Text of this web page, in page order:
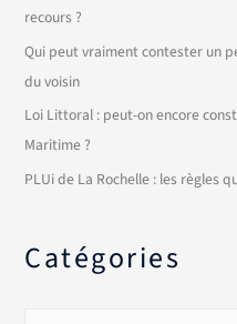
recours ?
Qui peut vraiment contester un
du voisin
Loi Littoral : peut-on encore
Maritime ?
PLUi de La Rochelle : les règles
Catégories